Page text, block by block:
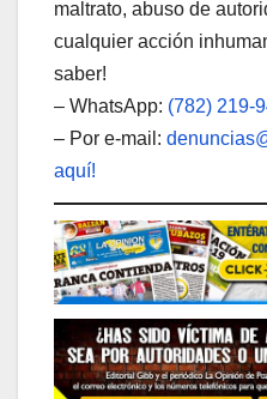
maltrato, abuso de
cualquier acción
saber!
– WhatsApp: (782) 219-
– Por e-mail:
aquí!